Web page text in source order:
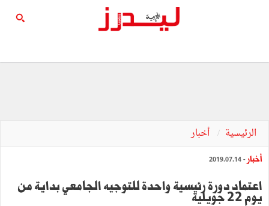
الرئيسية أخبار
أخبار - 2019.07.14
اعتماد دورة رئيسية واحدة للتوجيه الجامعي بداية من
يوم 22 جويلية